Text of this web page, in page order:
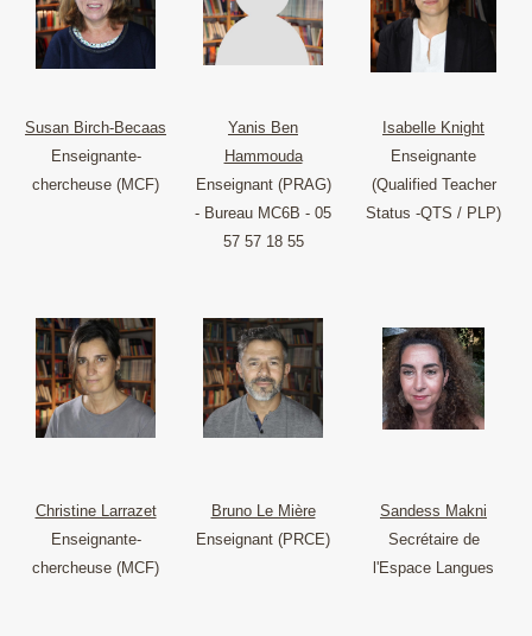
Susan Birch-Becaas
Enseignante-
chercheuse (MCF)
Yanis Ben
Hammouda
Enseignant (PRAG)
- Bureau MC6B - 05
57 57 18 55
Isabelle Knight
Enseignante
(Qualified Teacher
Status -QTS / PLP)
Christine Larrazet
Enseignante-
chercheuse (MCF)
Bruno Le Mière
Enseignant (PRCE)
Sandess Makni
Secrétaire de
l'Espace Langues